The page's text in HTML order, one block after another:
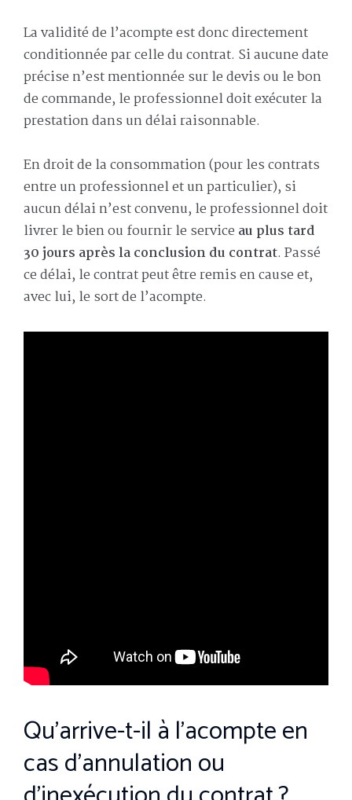
La validité de l’acompte est donc directement
conditionnée par celle du contrat. Si aucune date
précise n’est mentionnée sur le devis ou le bon
de commande, le professionnel doit exécuter la
prestation dans un délai raisonnable.
En droit de la consommation (pour les contrats
entre un professionnel et un particulier), si
aucun délai n’est convenu, le professionnel doit
livrer le bien ou fournir le service au plus tard
30 jours après la conclusion du contrat. Passé
ce délai, le contrat peut être remis en cause et,
avec lui, le sort de l’acompte.
Qu’arrive-t-il à l’acompte en
cas d’annulation ou